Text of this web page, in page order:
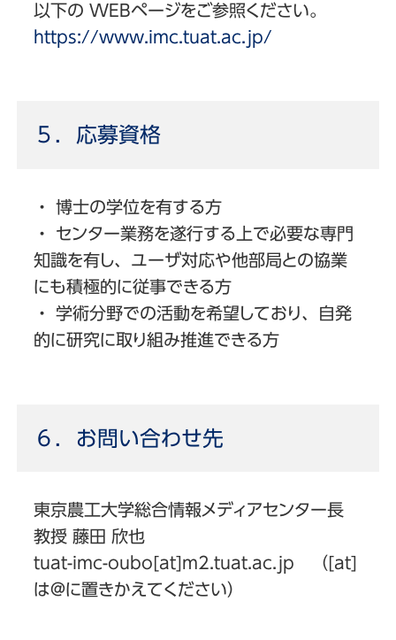
以下の WEBページをご参照ください。
https://www.imc.tuat.ac.jp/
５．応募資格
・ 博士の学位を有する方
・ センター業務を遂行する上で必要な専門
知識を有し、ユーザ対応や他部局との協業
にも積極的に従事できる方
・ 学術分野での活動を希望しており、自発
的に研究に取り組み推進できる方
６．お問い合わせ先
東京農工大学総合情報メディアセンター長
教授 藤田 欣也
tuat-imc-oubo[at]m2.tuat.ac.jp （[at]
は@に置きかえてください）